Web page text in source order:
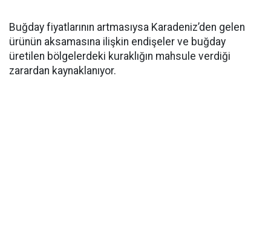
Buğday fiyatlarının artmasıysa Karadeniz’den gelen
ürünün aksamasına ilişkin endişeler ve buğday
üretilen bölgelerdeki kuraklığın mahsule verdiği
zarardan kaynaklanıyor.